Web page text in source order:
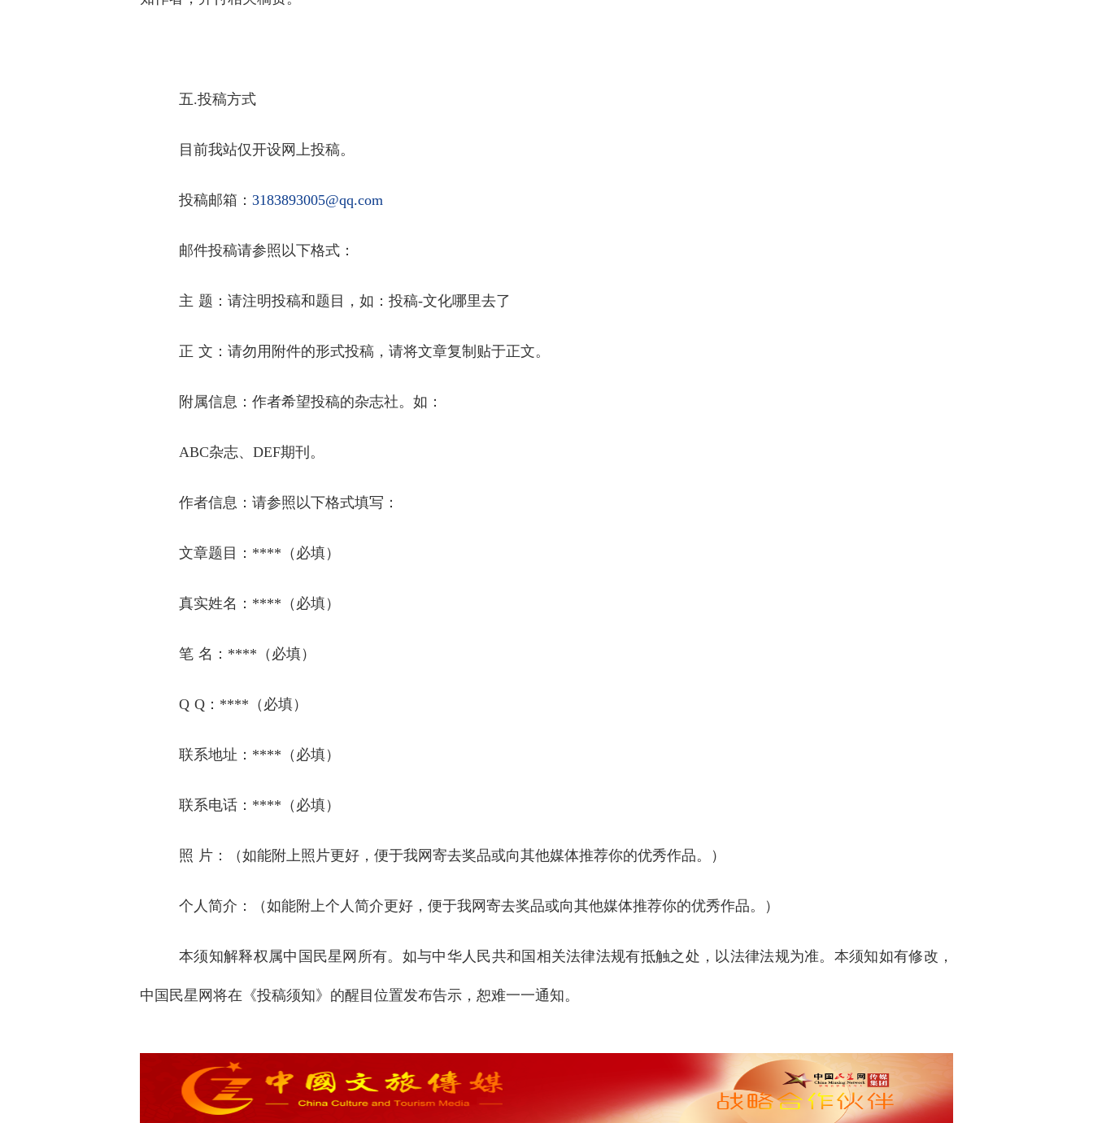
五.投稿方式
目前我站仅开设网上投稿。
投稿邮箱： 3183893005@qq.com
邮件投稿请参照以下格式：
主 题：请注明投稿和题目，如：投稿-文化哪里去了
正 文：请勿用附件的形式投稿，请将文章复制贴于正文。
附属信息：作者希望投稿的杂志社。如：
ABC杂志、DEF期刊。
作者信息：请参照以下格式填写：
文章题目： ****（必填）
真实姓名： ****（必填）
笔 名： ****（必填）
Q Q ： ****（必填）
联系地址： ****（必填）
联系电话： ****（必填）
照 片：（如能附上照片更好，便于我网寄去奖品或向其他媒体推荐你的优秀作品。）
个人简介：（如能附上个人简介更好，便于我网寄去奖品或向其他媒体推荐你的优秀作品。）
本须知解释权属中国民星网所有。如与中华人民共和国相关法律法规有抵触之处，以法律法规为准。本须知如有修改，
中国民星网将在《投稿须知》的醒目位置发布告示，恕难一一通知。